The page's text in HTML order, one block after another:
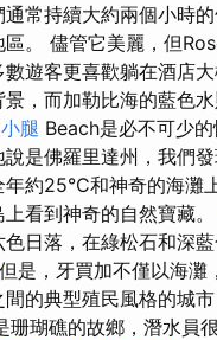
常持續大約兩個小時的
。 儘管它美麗，但
遊客更喜歡躺在酒店
，而加勒比海的藍色
腿 Beach是必不可少
是佛羅里達州，我們
約25°C和神奇的海
看到神奇的自然寶藏。
日落，在綠松石和深
但是，牙買加不僅以海灘
的典型殖民風格的城
珊瑚礁的故鄉，潛水員